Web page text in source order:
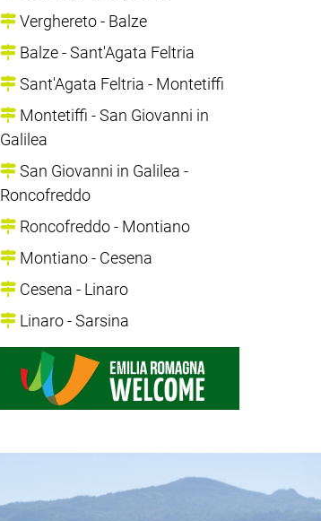
Verghereto - Balze
Balze - Sant'Agata Feltria
Sant'Agata Feltria - Montetiffi
Montetiffi - San Giovanni in
Galilea
San Giovanni in Galilea -
Roncofreddo
Roncofreddo - Montiano
Montiano - Cesena
Cesena - Linaro
Linaro - Sarsina